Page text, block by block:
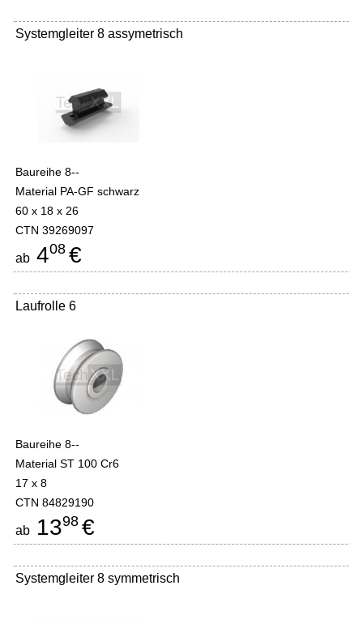
Systemgleiter 8 assymetrisch
Baureihe 8--
Material PA-GF schwarz
60 x 18 x 26
CTN 39269097
ab 408 €
Laufrolle 6
Baureihe 8--
Material ST 100 Cr6
17 x 8
CTN 84829190
ab 1398 €
Systemgleiter 8 symmetrisch